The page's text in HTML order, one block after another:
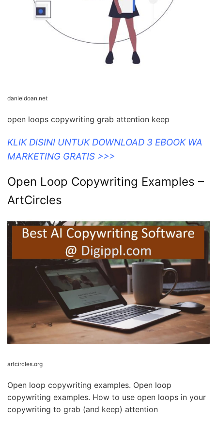
danieldoan.net
open loops copywriting grab attention keep
KLIK DISINI UNTUK DOWNLOAD 3 EBOOK WA
MARKETING GRATIS >>>
Open Loop Copywriting Examples –
ArtCircles
artcircles.org
Open loop copywriting examples. Open loop
copywriting examples. How to use open loops in your
copywriting to grab (and keep) attention